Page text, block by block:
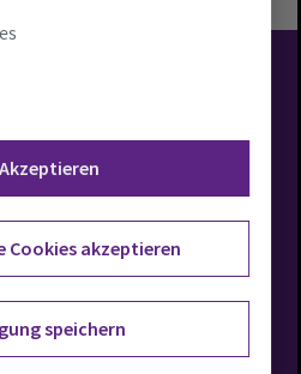
Oldenburg
Sie uns an
7701-0
Cookies akzeptieren
speichern